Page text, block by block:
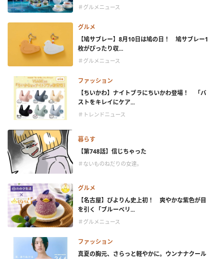
＃グルメニュース
グルメ
【鳩サブレー】8月10日は鳩の日！ 鳩サブレー1
枚がぴったり収...
＃グルメニュース
ファッション
【ちいかわ】ナイトブラにちいかわ登場！ 「バ
ストをキレイにケア...
＃トレンドニュース
暮らす
【第748話】信じちゃった
＃ないものねだりの女達。
グルメ
【名古屋】ぴよりん史上初！ 爽やかな紫色が目
を引く「ブルーベリ...
＃グルメニュース
ファッション
真夏の胸元、さらっと軽やかに。ウンナナクール